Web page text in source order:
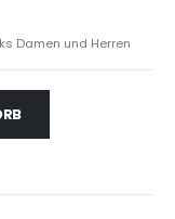
Damen und Herren